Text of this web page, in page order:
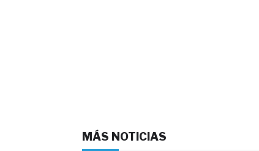
MÁS NOTICIAS